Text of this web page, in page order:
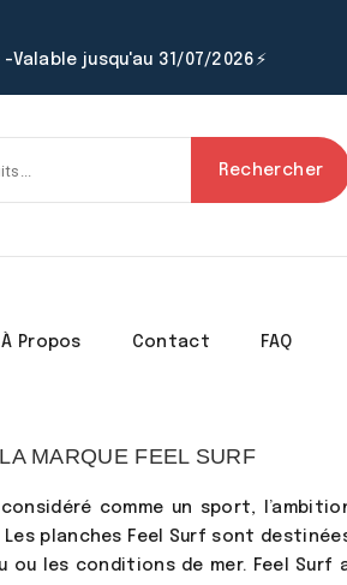
-Valable jusqu'au 31/07/2026⚡
Rechercher
À Propos Contact FAQ
MARQUE FEEL SURF
comme un sport,
planches Feel Surf sont
ou les conditions de mer. Feel